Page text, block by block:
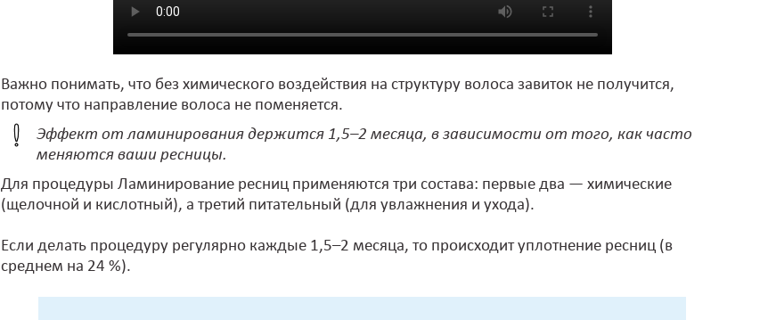
Важно понимать, что без химического воздействия на структуру волоса завиток не получится,
потому что направление волоса не поменяется.
Эффект от ламинирования держится 1,5–2 месяца, в зависимости от того, как часто
меняются ваши ресницы.
Для процедуры Ламинирование ресниц применяются три состава: первые два — химические
(щелочной и кислотный), а третий питательный (для увлажнения и ухода).
Если делать процедуру регулярно каждые 1,5–2 месяца, то происходит уплотнение ресниц (в
среднем на 24 %).